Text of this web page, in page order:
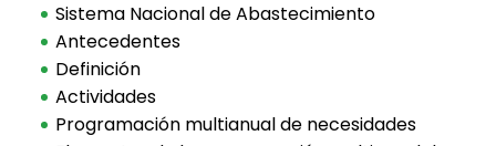
Sistema Nacional de Abastecimiento
Antecedentes
Definición
Actividades
Programación multianual de necesidades